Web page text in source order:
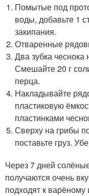
Помытые под
воды, добавьте 1
закипания.
Отваренные
Два зубка чеснока
Смешайте 20 г
перца.
Накладывайте
пластиковую
пластинками
Сверху на грибы
поставьте груз.
Через 7 дней
получаются очень
подходят к